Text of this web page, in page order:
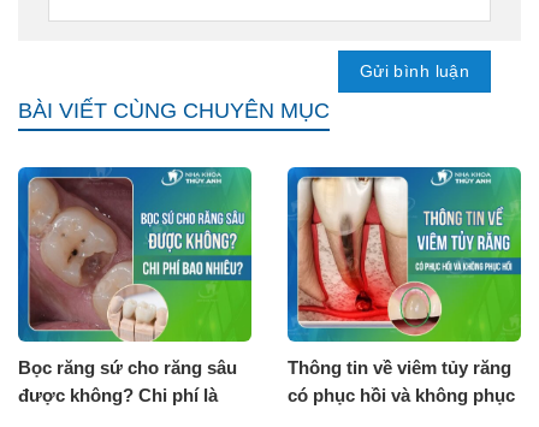
BÀI VIẾT CÙNG CHUYÊN MỤC
Bọc răng sứ cho răng sâu
được không? Chi phí là
Thông tin về viêm tủy răng
có phục hồi và không phục